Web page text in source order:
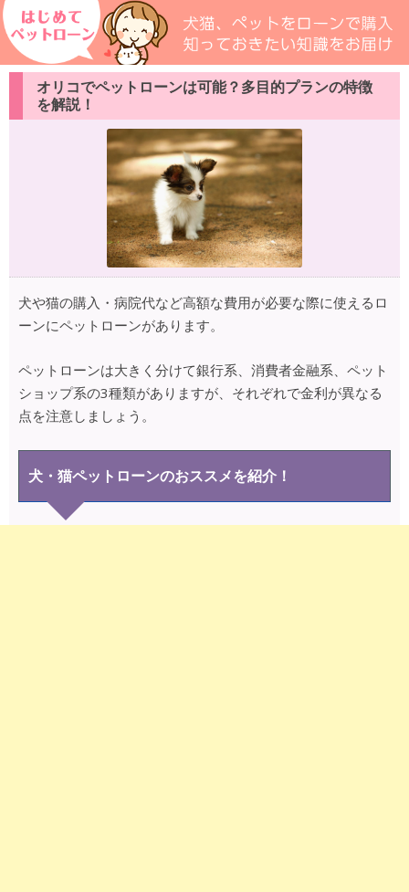
オリコでペットローンは可能？多目的プランの特徴
を解説！
犬や猫の購入・病院代など高額な費用が必要な際に使えるロ
ーンにペットローンがあります。
ペットローンは大きく分けて銀行系、消費者金融系、ペット
ショップ系の3種類がありますが、それぞれで金利が異なる
点を注意しましょう。
犬・猫ペットローンのおススメを紹介！